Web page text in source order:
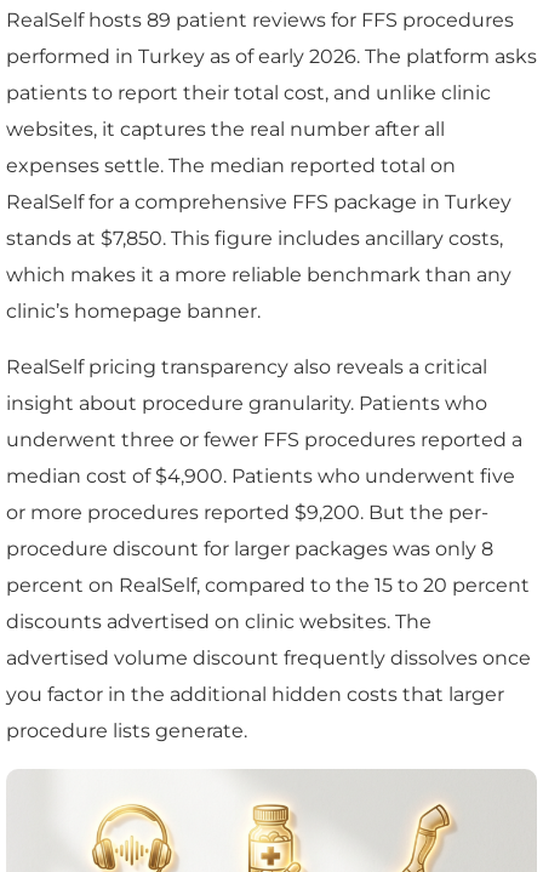
RealSelf hosts 89 patient reviews for FFS procedures
performed in Turkey as of early 2026. The platform asks
patients to report their total cost, and unlike clinic
websites, it captures the real number after all
expenses settle. The median reported total on
RealSelf for a comprehensive FFS package in Turkey
stands at $7,850. This figure includes ancillary costs,
which makes it a more reliable benchmark than any
clinic’s homepage banner.
RealSelf pricing transparency also reveals a critical
insight about procedure granularity. Patients who
underwent three or fewer FFS procedures reported a
median cost of $4,900. Patients who underwent five
or more procedures reported $9,200. But the per-
procedure discount for larger packages was only 8
percent on RealSelf, compared to the 15 to 20 percent
discounts advertised on clinic websites. The
advertised volume discount frequently dissolves once
you factor in the additional hidden costs that larger
procedure lists generate.